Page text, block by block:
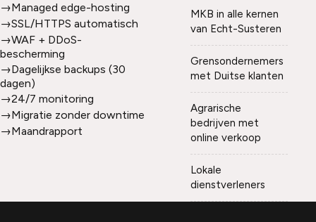
→Managed edge-hosting
→SSL/HTTPS automatisch
→WAF + DDoS-
bescherming
→Dagelijkse backups (30
dagen)
→24/7 monitoring
→Migratie zonder downtime
→Maandrapport
MKB in alle kernen
van Echt-Susteren
Grensondernemers
met Duitse klanten
Agrarische
bedrijven met
online verkoop
Lokale
dienstverleners